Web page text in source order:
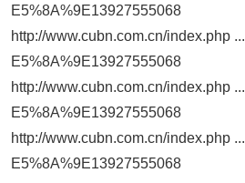
E5%8A%9E13927555068
http://www.cubn.com.cn/index.php ...
E5%8A%9E13927555068
http://www.cubn.com.cn/index.php ...
E5%8A%9E13927555068
http://www.cubn.com.cn/index.php ...
E5%8A%9E13927555068